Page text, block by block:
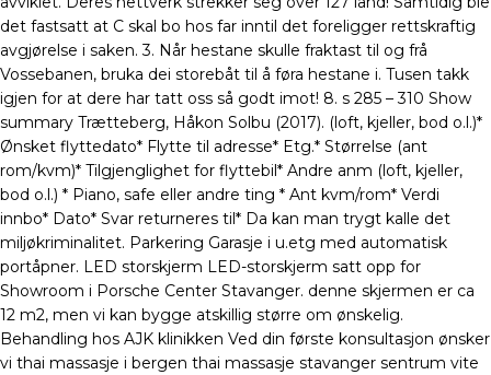
det fastsatt at C skal bo hos far inntil det foreligger rettskraftig
avgjørelse i saken. 3. Når hestane skulle fraktast til og frå
Vossebanen, bruka dei storebåt til å føra hestane i. Tusen takk
igjen for at dere har tatt oss så godt imot! 8. s 285 – 310 Show
summary Trætteberg, Håkon Solbu (2017). (loft, kjeller, bod o.l.)*
Ønsket flyttedato* Flytte til adresse* Etg.* Størrelse (ant
rom/kvm)* Tilgjenglighet for flyttebil* Andre anm (loft, kjeller,
bod o.l.) * Piano, safe eller andre ting * Ant kvm/rom* Verdi
innbo* Dato* Svar returneres til* Da kan man trygt kalle det
miljøkriminalitet. Parkering Garasje i u.etg med automatisk
portåpner. LED storskjerm LED-storskjerm satt opp for
Showroom i Porsche Center Stavanger. denne skjermen er ca
12 m2, men vi kan bygge atskillig større om ønskelig.
Behandling hos AJK klinikken Ved din første konsultasjon ønsker
vi thai massasje i bergen thai massasje stavanger sentrum vite